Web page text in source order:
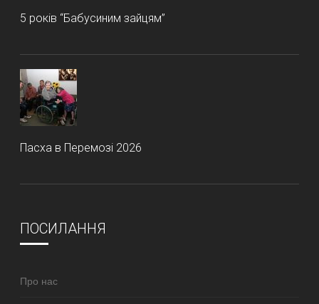
5 років “Бабусиним зайцям”
Пасха в Перемозі 2026
ПОСИЛАННЯ
Про нас